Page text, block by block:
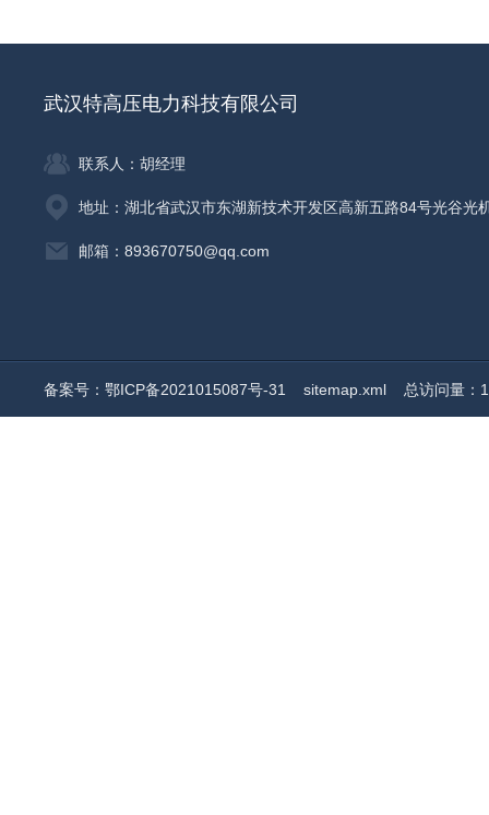
武汉特高压电力科技有限公司
联系人：胡经理
地址：湖北省武汉市东湖新技术开发区高新五路84号光谷光
邮箱：893670750@qq.com
备案号：鄂ICP备2021015087号-31 sitemap.xml 总访问量：